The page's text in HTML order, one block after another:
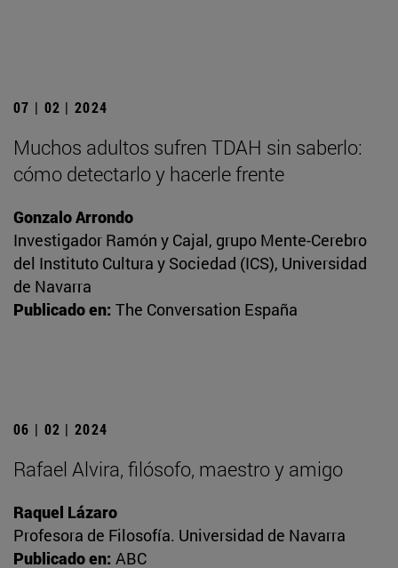
07 | 02 | 2024
Muchos adultos sufren TDAH sin saberlo:
cómo detectarlo y hacerle frente
Gonzalo Arrondo
Investigador Ramón y Cajal, grupo Mente-Cerebro
del Instituto Cultura y Sociedad (ICS), Universidad
de Navarra
Publicado en: The Conversation España
06 | 02 | 2024
Rafael Alvira, filósofo, maestro y amigo
Raquel Lázaro
Profesora de Filosofía. Universidad de Navarra
Publicado en: ABC